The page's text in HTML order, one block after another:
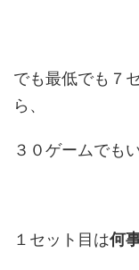
でも最低でも７
ら、
３０ゲームでも
１セット目は何